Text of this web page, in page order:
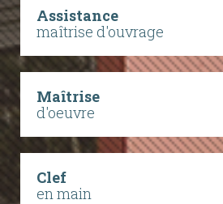
Assistance
maîtrise d'ouvrage
Maîtrise
d'oeuvre
Clef
en main